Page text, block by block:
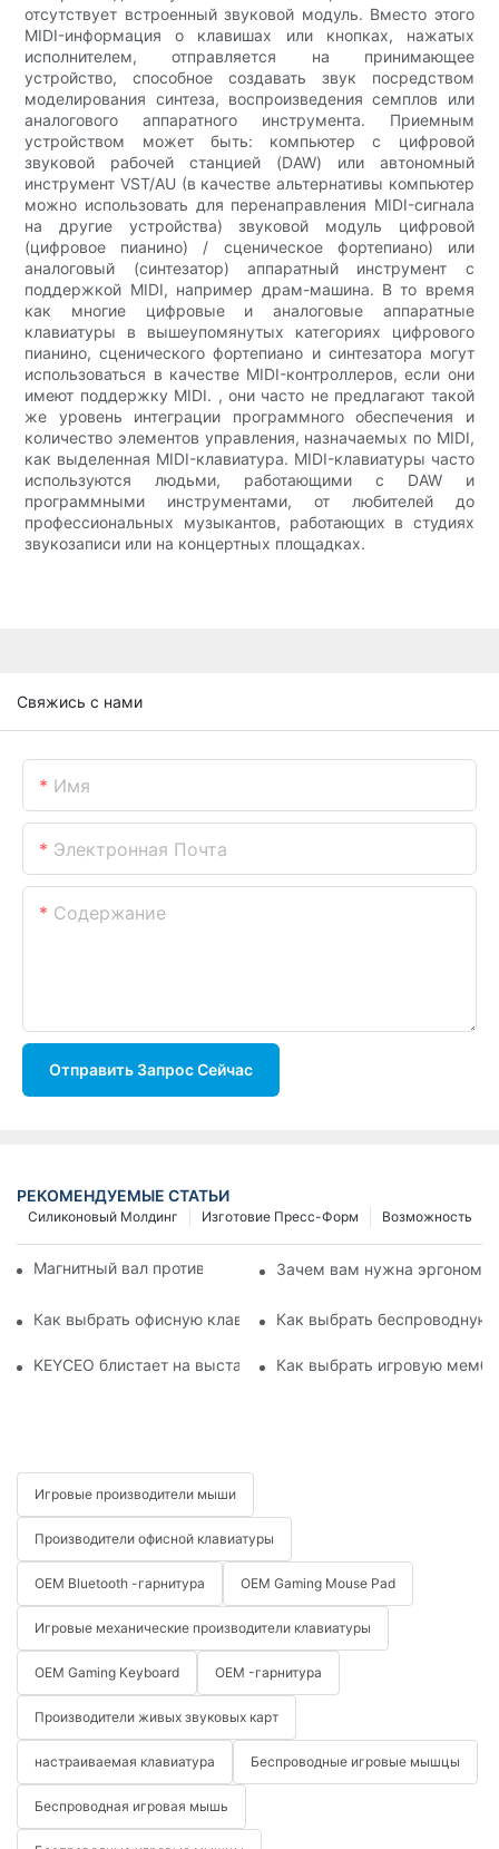
отсутствует встроенный звуковой модуль. Вместо этого
MIDI-информация о клавишах или кнопках, нажатых
исполнителем, отправляется на принимающее
устройство, способное создавать звук посредством
моделирования синтеза, воспроизведения семплов или
аналогового аппаратного инструмента. Приемным
устройством может быть: компьютер с цифровой
звуковой рабочей станцией (DAW) или автономный
инструмент VST/AU (в качестве альтернативы компьютер
можно использовать для перенаправления MIDI-сигнала
на другие устройства) звуковой модуль цифровой
(цифровое пианино) / сценическое фортепиано) или
аналоговый (синтезатор) аппаратный инструмент с
поддержкой MIDI, например драм-машина. В то время
как многие цифровые и аналоговые аппаратные
клавиатуры в вышеупомянутых категориях цифрового
пианино, сценического фортепиано и синтезатора могут
использоваться в качестве MIDI-контроллеров, если они
имеют поддержку MIDI. , они часто не предлагают такой
же уровень интеграции программного обеспечения и
количество элементов управления, назначаемых по MIDI,
как выделенная MIDI-клавиатура. MIDI-клавиатуры часто
используются людьми, работающими с DAW и
программными инструментами, от любителей до
профессиональных музыкантов, работающих в студиях
звукозаписи или на концертных площадках.
Свяжись с нами
Имя
Электронная Почта
Содержание
Отправить Запрос Сейчас
РЕКОМЕНДУЕМЫЕ СТАТЬИ
Возможность
Изготовие Пресс-Форм
Силиконовый Молдинг
Магнитный вал против прокладки клавиатуры
Зачем вам нужна
Как выбрать офисную клавиатуру?Как выбрать беспроводную
KEYCEO блистает на выставке Global Sourcing HK Fair с
Как выбрать игровую
Игровые производители мыши
Производители офисной клавиатуры
OEM Bluetooth -гарнитура OEM Gaming Mouse Pad
Игровые механические производители клавиатуры
OEM Gaming Keyboard OEM -гарнитура
Производители живых звуковых карт
настраиваемая клавиатура Беспроводные игровые мышцы
Беспроводная игровая мышь